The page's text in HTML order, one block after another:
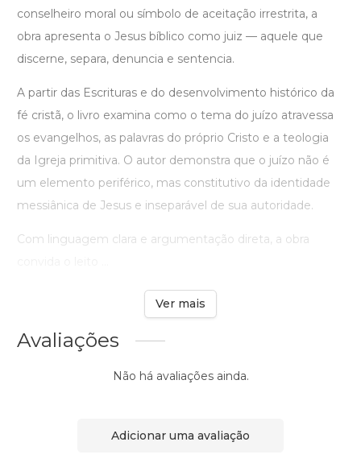
conselheiro moral ou símbolo de aceitação irrestrita, a
obra apresenta o Jesus bíblico como juiz — aquele que
discerne, separa, denuncia e sentencia.
A partir das Escrituras e do desenvolvimento histórico da
fé cristã, o livro examina como o tema do juízo atravessa
os evangelhos, as palavras do próprio Cristo e a teologia
da Igreja primitiva. O autor demonstra que o juízo não é
um elemento periférico, mas constitutivo da identidade
messiânica de Jesus e inseparável de sua autoridade.
Com linguagem clara e argumentação direta, a obra
Ver mais
Avaliações
Não há avaliações ainda.
Adicionar uma avaliação